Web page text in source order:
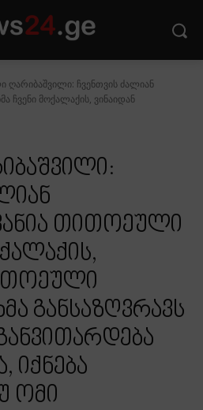
ღარიბაშვილი: ჩვენთვის ძალიან
ჩვენი მოქალაქის, ვინაიდან
თითოეული
განსაზღვრავს
იქნება
ომი